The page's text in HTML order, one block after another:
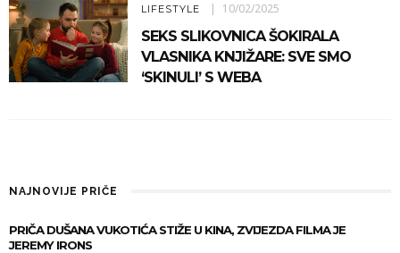
LIFESTYLE 10/02/2025
SEKS SLIKOVNICA ŠOKIRALA
VLASNIKA KNJIŽARE: SVE SMO
‘SKINULI’ S WEBA
NAJNOVIJE PRIČE
PRIČA DUŠANA VUKOTIĆA STIŽE U KINA, ZVIJEZDA FILMA JE
JEREMY IRONS